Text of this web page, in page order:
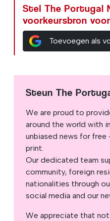
Stel The Portugal
voorkeursbron
Toevoegen als
Steun The
We are proud to
around the world with
unbiased news for free
print.
Our dedicated team
community, foreign
nationalities through
social media and our
We appreciate that